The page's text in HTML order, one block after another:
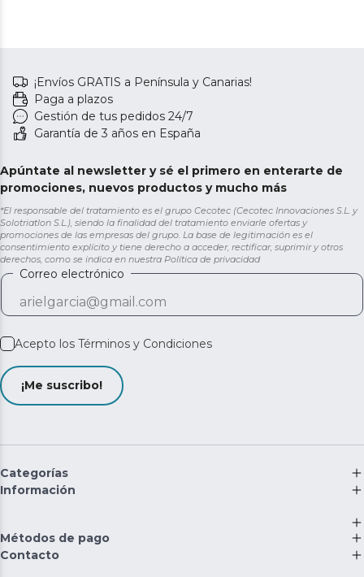
¡Envíos GRATIS a Península y Canarias!
Paga a plazos
Gestión de tus pedidos 24/7
Garantía de 3 años en España
Apúntate al newsletter y sé el primero en enterarte de
promociones, nuevos productos y mucho más
*El responsable del tratamiento es el grupo Cecotec (Cecotec Innovaciones S.L. y
Solotriatlon S.L.), siendo la finalidad del tratamiento enviarle ofertas y
promociones de las empresas del grupo. La base de legitimación es el
consentimiento explícito y tiene derecho a acceder, rectificar, suprimir y otros
derechos, como se indica en nuestra Política de privacidad
Correo electrónico
Acepto los Términos y Condiciones
¡Me suscribo!
Categorías
Información
Métodos de pago
Contacto